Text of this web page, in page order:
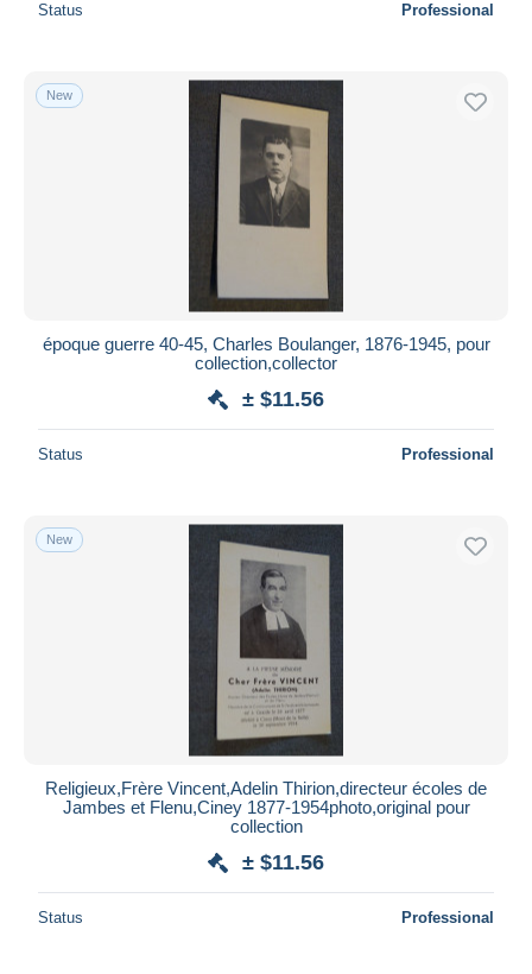
Submit
Status Professional
New
époque guerre 40-45, Charles Boulanger, 1876-1945, pour
collection,collector
± $11.56
Status Professional
New
Religieux,Frère Vincent,Adelin Thirion,directeur écoles de
Jambes et Flenu,Ciney 1877-1954photo,original pour
collection
± $11.56
Status Professional